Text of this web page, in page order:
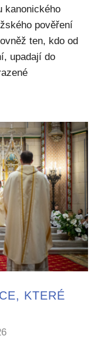
kanonického
pověření
ten, kdo od
upadají do
KTERÉ